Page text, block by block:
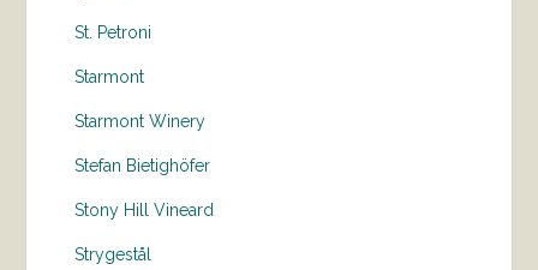
St. Petroni
Starmont
Starmont Winery
Stefan Bietighöfer
Stony Hill Vineard
Strygestål